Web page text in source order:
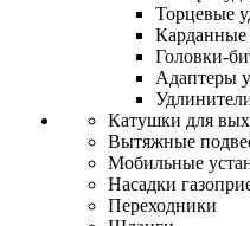
Торцевые
Головки-
Адаптеры
Катушки для
Вытяжные
Мобильные
Насадки
Переходники